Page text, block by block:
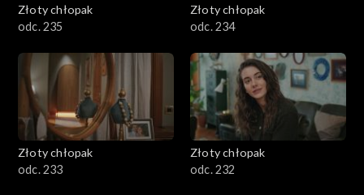
Złoty chłopak
odc. 235
Złoty chłopak
odc. 234
Złoty chłopak
odc. 233
Złoty chłopak
odc. 232